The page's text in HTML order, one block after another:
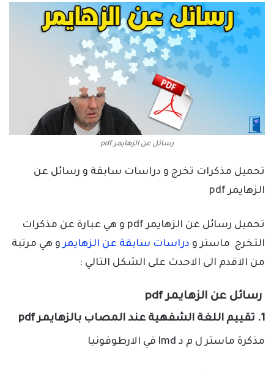
رسائل عن الزهايمر pdf
تحميل مذكرات تخرج و دراسات سابقة و رسائل عن
الزهايمر pdf
تحميل رسائل عن الزهايمر pdf و هي عبارة عن مذكرات
التخرج ماستر و دراسات سابقة عن الزهايمرو هي مرتبة
من الاقدم الى الاحدث على الشكل التالي :
رسائل عن الزهايمر pdf
1. تقييم اللغة الشفهية عند المصاب بالزهايمر pdf
مذكرة ماستر ل م د lmd في الارطوفونيا